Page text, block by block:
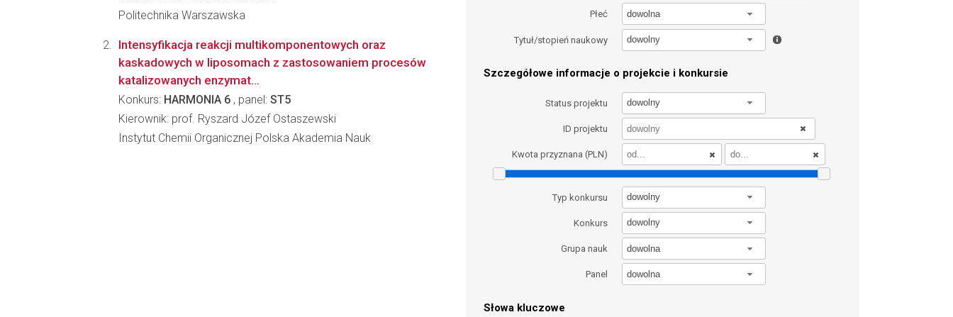
Płeć dowolna
Tytuł/stopień naukowy dowolny
Szczegółowe informacje o projekcie i konkursie
Status projektu dowolny
ID projektu
Kwota przyznana (PLN)
Typ konkursu dowolny
Konkurs dowolny
Grupa nauk dowolna
Panel dowolna
Słowa kluczowe
Politechnika Warszawska
Intensyfikacja reakcji multikomponentowych oraz
kaskadowych w liposomach z zastosowaniem procesów
katalizowanych enzymat...
Konkurs: HARMONIA 6 , panel: ST5
Kierownik: prof. Ryszard Józef Ostaszewski
Instytut Chemii Organicznej Polska Akademia Nauk